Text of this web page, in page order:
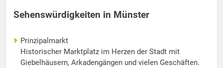
Sehenswürdigkeiten in Münster
Prinzipalmarkt
Historischer Marktplatz im Herzen der Stadt mit
Giebelhäusern, Arkadengängen und vielen Geschäften.